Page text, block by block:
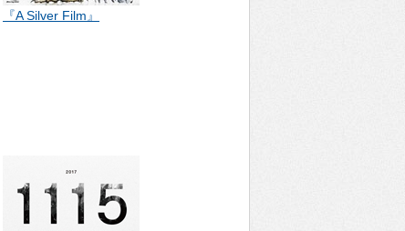
『A Silver Film』